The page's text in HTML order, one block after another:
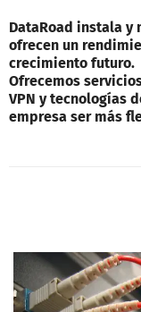
DataRoad instala
ofrecen un
crecimiento futuro.
Ofrecemos
VPN y tecnologías
empresa ser más